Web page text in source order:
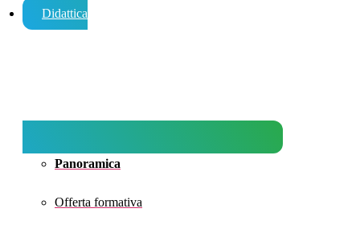
Didattica
Panoramica
Offerta formativa